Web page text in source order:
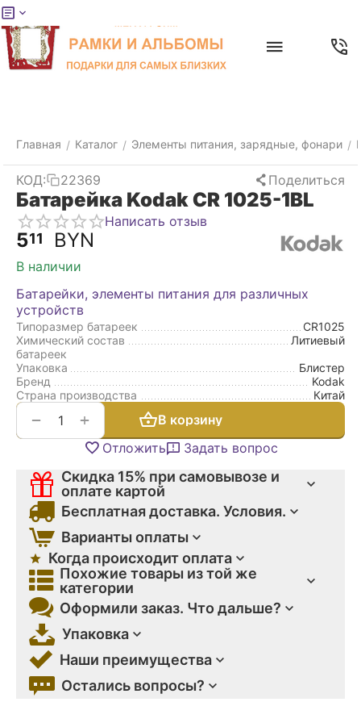
Главная / Каталог / Элементы питания, зарядные, фонари /
КОД: 22369 Поделиться
Батарейка Kodak CR 1025-1BL
Написать отзыв
511 BYN
В наличии
Батарейки, элементы питания для различных
устройств
Типоразмер батареек
CR1025
Химический состав
батареек
Литиевый
Упаковка
Блистер
Бренд
Kodak
Страна производства
Китай
+
−
В корзину
Отложить
Задать вопрос
Скидка 15% при самовывозе и
оплате картой
Бесплатная доставка. Условия.
Варианты оплаты
Когда происходит оплата
Похожие товары из той же
категории
Оформили заказ. Что дальше?
Упаковка
Наши преимущества
Остались вопросы?
Меню
товары